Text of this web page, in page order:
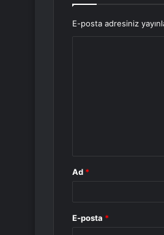
E-posta adresiniz
Ad *
E-posta *